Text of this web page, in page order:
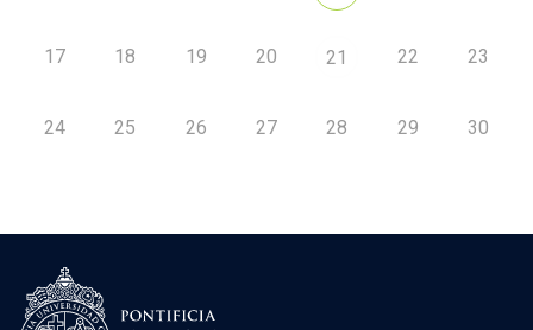
17 18 19 20 21 22 23
24 25 26 27 28 29 30